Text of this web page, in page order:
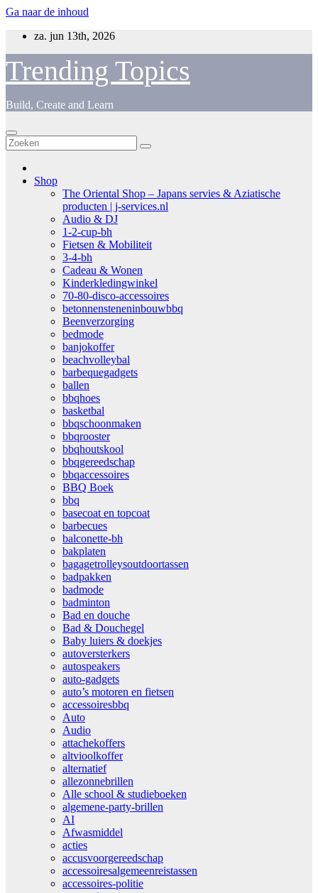
Ga naar de inhoud
za. jun 13th, 2026
Trending Topics
Build, Create and Learn
Shop
The Oriental Shop – Japans servies & Aziatische
producten | j-services.nl
Audio & DJ
1-2-cup-bh
Fietsen & Mobiliteit
3-4-bh
Cadeau & Wonen
Kinderkledingwinkel
70-80-disco-accessoires
betonnensteneninbouwbbq
Beenverzorging
bedmode
banjokoffer
beachvolleybal
barbequegadgets
ballen
bbqhoes
basketbal
bbqschoonmaken
bbqrooster
bbqhoutskool
bbqgereedschap
bbqaccessoires
BBQ Boek
bbq
basecoat en topcoat
barbecues
balconette-bh
bakplaten
bagagetrolleysoutdoortassen
badpakken
badmode
badminton
Bad en douche
Bad & Douchegel
Baby luiers & doekjes
autoversterkers
autospeakers
auto-gadgets
auto’s motoren en fietsen
accessoiresbbq
Auto
Audio
attachekoffers
altvioolkoffer
alternatief
allezonnebrillen
Alle school & studieboeken
algemene-party-brillen
AI
Afwasmiddel
acties
accusvoorgereedschap
accessoiresalgemeenreistassen
accessoires-politie